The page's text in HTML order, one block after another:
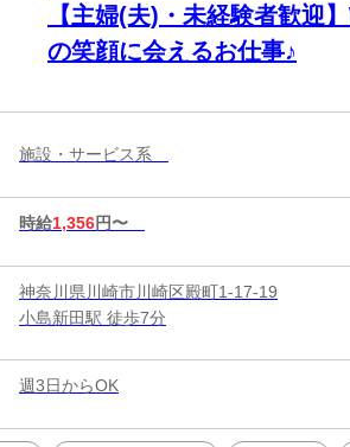
【主婦(夫)・未経験者歓迎
の笑顔に会えるお仕事♪
施設・サービス系
時給1,356円〜
神奈川県川崎市川崎区殿町1-17-19
小島新田駅 徒歩7分
週3日からOK